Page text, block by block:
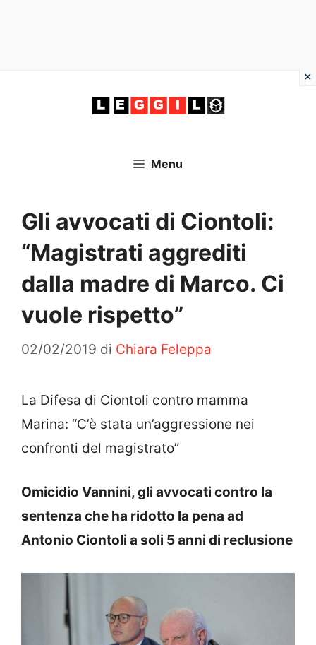
Menu
Gli avvocati di Ciontoli:
“Magistrati aggrediti
dalla madre di Marco. Ci
vuole rispetto”
02/02/2019 di Chiara Feleppa
La Difesa di Ciontoli contro mamma
Marina: “C’è stata un’aggressione nei
confronti del magistrato”
Omicidio Vannini, gli avvocati contro la
sentenza che ha ridotto la pena ad
Antonio Ciontoli a soli 5 anni di reclusione